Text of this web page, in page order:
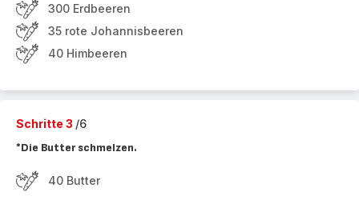
300 Erdbeeren
35 rote Johannisbeeren
40 Himbeeren
Schritte 3 /6
*Die Butter schmelzen.
40 Butter